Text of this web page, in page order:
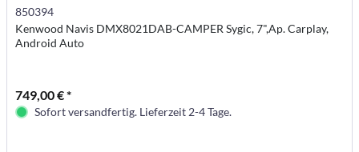
850394
Kenwood Navis DMX8021DAB-CAMPER Sygic, 7",Ap. Carplay,
Android Auto
749,00 € *
Sofort versandfertig. Lieferzeit 2-4 Tage.